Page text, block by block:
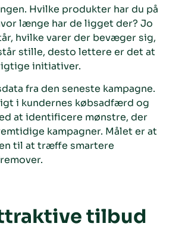
Hvilke produkter har du på
længe har de ligget der? Jo
hvilke varer der bevæger sig,
stille, desto lettere er det at
initiativer.
fra den seneste kampagne.
i kundernes købsadfærd og
at identificere mønstre, der
kampagner. Målet er at
til at træffe smartere
tilbud